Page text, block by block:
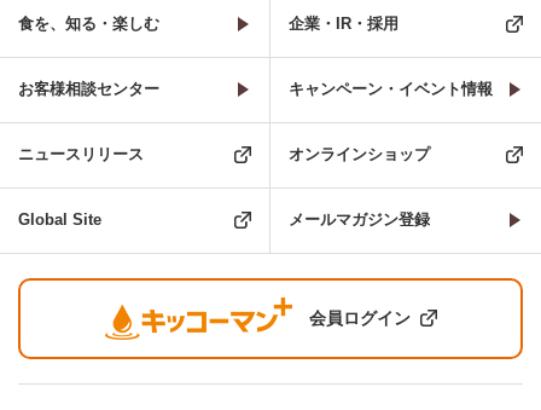
食を、知る・楽しむ 企業・IR・採用
お客様相談センター キャンペーン・イベント情報
ニュースリリース オンラインショップ
Global Site メールマガジン登録
会員ログイン